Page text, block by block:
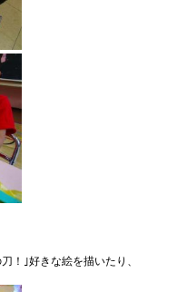
！｣好きな絵を描いたり、